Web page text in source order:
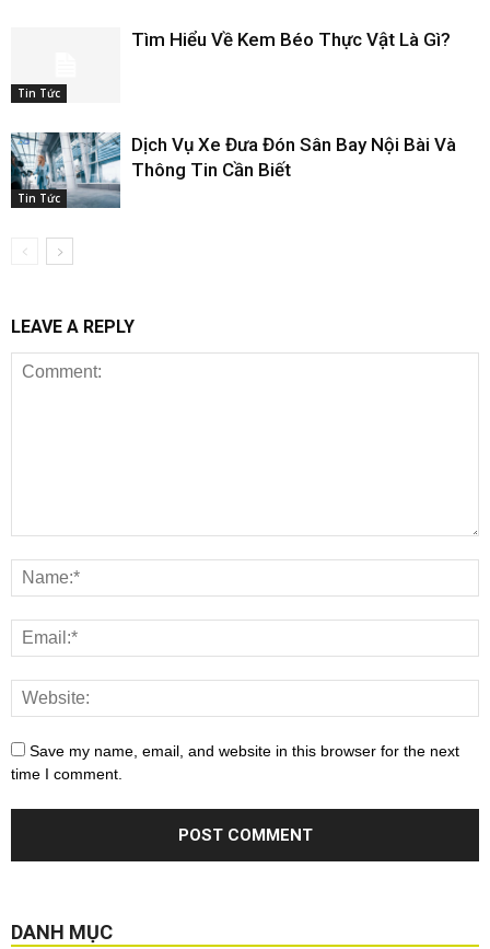
Tin Tức
Tìm Hiểu Về Kem Béo Thực Vật Là Gì?
Tin Tức
Dịch Vụ Xe Đưa Đón Sân Bay Nội Bài Và
Thông Tin Cần Biết
LEAVE A REPLY
Save my name, email, and website in this browser for the next
time I comment.
DANH MỤC